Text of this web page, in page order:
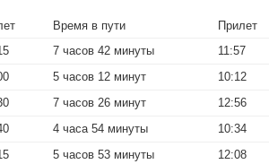
Время в пути
Прилет
7 часов 42 минуты
11:57
5 часов 12 минут
10:12
7 часов 26 минут
12:56
4 часа 54 минуты
10:34
5 часов 53 минуты
12:08